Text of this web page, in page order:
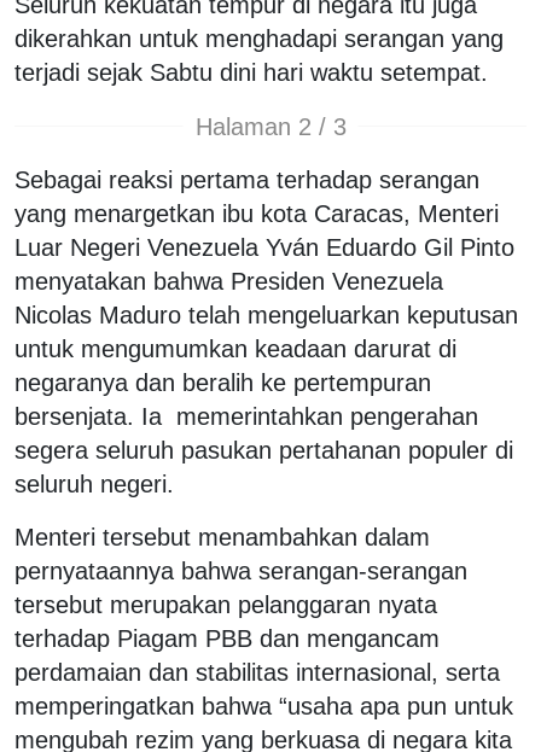
dikerahkan untuk menghadapi serangan yang
terjadi sejak Sabtu dini hari waktu setempat.
Halaman 2 / 3
Sebagai reaksi pertama terhadap serangan
yang menargetkan ibu kota Caracas, Menteri
Luar Negeri Venezuela Yván Eduardo Gil Pinto
menyatakan bahwa Presiden Venezuela
Nicolas Maduro telah mengeluarkan keputusan
untuk mengumumkan keadaan darurat di
negaranya dan beralih ke pertempuran
bersenjata. Ia memerintahkan pengerahan
segera seluruh pasukan pertahanan populer di
seluruh negeri.
Menteri tersebut menambahkan dalam
pernyataannya bahwa serangan-serangan
tersebut merupakan pelanggaran nyata
terhadap Piagam PBB dan mengancam
perdamaian dan stabilitas internasional, serta
memperingatkan bahwa “usaha apa pun untuk
mengubah rezim yang berkuasa di negara kita